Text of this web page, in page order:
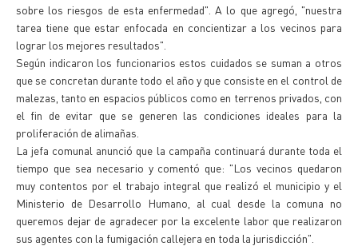
sobre los riesgos de esta enfermedad". A lo que agregó, "nuestra
tarea tiene que estar enfocada en concientizar a los vecinos para
lograr los mejores resultados".
Según indicaron los funcionarios estos cuidados se suman a otros
que se concretan durante todo el año y que consiste en el control de
malezas, tanto en espacios públicos como en terrenos privados, con
el fin de evitar que se generen las condiciones ideales para la
proliferación de alimañas.
La jefa comunal anunció que la campaña continuará durante toda el
tiempo que sea necesario y comentó que: "Los vecinos quedaron
muy contentos por el trabajo integral que realizó el municipio y el
Ministerio de Desarrollo Humano, al cual desde la comuna no
queremos dejar de agradecer por la excelente labor que realizaron
sus agentes con la fumigación callejera en toda la jurisdicción".